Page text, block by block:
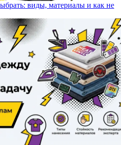
виды, материалы и как не